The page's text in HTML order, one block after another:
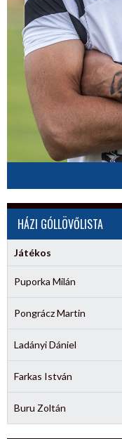
HÁZI GÓLLÖVŐLISTA
Játékos
Puporka Milán
Pongrácz Martin
Ladányi Dániel
Farkas István
Buru Zoltán